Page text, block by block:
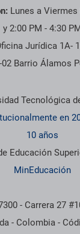
Lunes a Viermes
y 2:00 PM - 4:30 PM
Jurídica 1A-
02 Barrio Álamos
Tecnológica
en
10 años
Educación
MinEducación
- Carrera 27
- Colombia -